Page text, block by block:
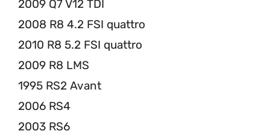
2009 Q7 V12 TDI
2008 R8 4.2 FSI quattro
2010 R8 5.2 FSI quattro
2009 R8 LMS
1995 RS2 Avant
2006 RS4
2003 RS6